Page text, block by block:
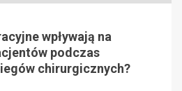
wpływają na
podczas
chirurgicznych?